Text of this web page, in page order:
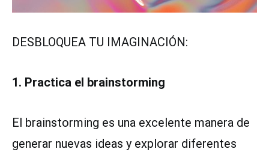
DESBLOQUEA TU IMAGINACIÓN:
1. Practica el brainstorming
El brainstorming es una excelente manera de
generar nuevas ideas y explorar diferentes